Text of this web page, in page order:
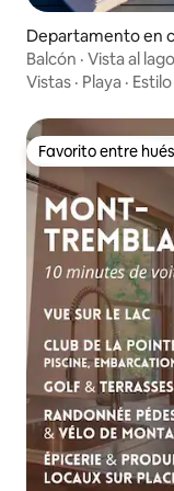
Departamento en
c-Supérieur
Balcón · Vista al
Vistas · Playa · Estilo
Favorito entre
Favorito entre